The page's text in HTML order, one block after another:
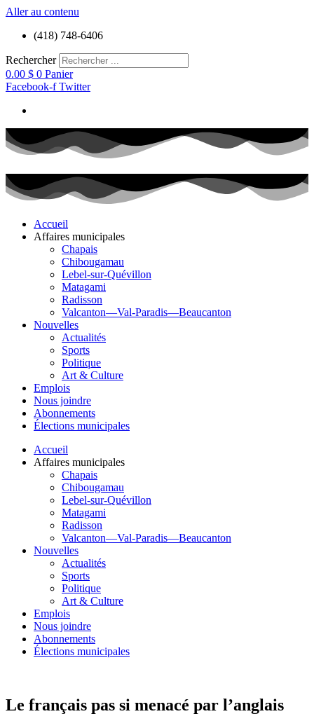
Aller au contenu
(418) 748-6406
Rechercher
0.00 $ 0 Panier
Facebook-f Twitter
Accueil
Affaires municipales
Chapais
Chibougamau
Lebel-sur-Quévillon
Matagami
Radisson
Valcanton—Val-Paradis—Beaucanton
Nouvelles
Actualités
Sports
Politique
Art & Culture
Emplois
Nous joindre
Abonnements
Élections municipales
Accueil
Affaires municipales
Chapais
Chibougamau
Lebel-sur-Quévillon
Matagami
Radisson
Valcanton—Val-Paradis—Beaucanton
Nouvelles
Actualités
Sports
Politique
Art & Culture
Emplois
Nous joindre
Abonnements
Élections municipales
Le français pas si menacé par l’anglais